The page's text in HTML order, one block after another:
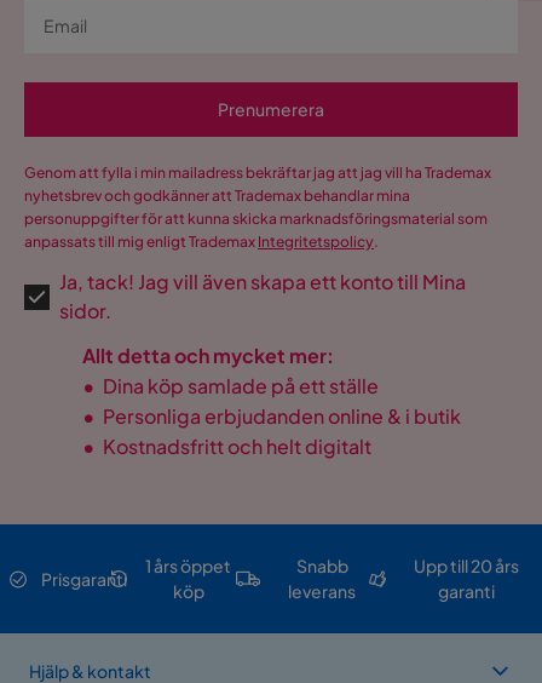
Prenumerera
Genom att fylla i min mailadress bekräftar jag att jag vill ha Trademax
nyhetsbrev och godkänner att Trademax behandlar mina
personuppgifter för att kunna skicka marknadsföringsmaterial som
anpassats till mig enligt Trademax Integritetspolicy.
Ja, tack! Jag vill även skapa ett konto till Mina
sidor.
Allt detta och mycket mer:
• Dina köp samlade på ett ställe
• Personliga erbjudanden online & i butik
• Kostnadsfritt och helt digitalt
Prisgaranti
1 års öppet
köp
Snabb
leverans
Upp till 20 års
garanti
Hjälp & kontakt